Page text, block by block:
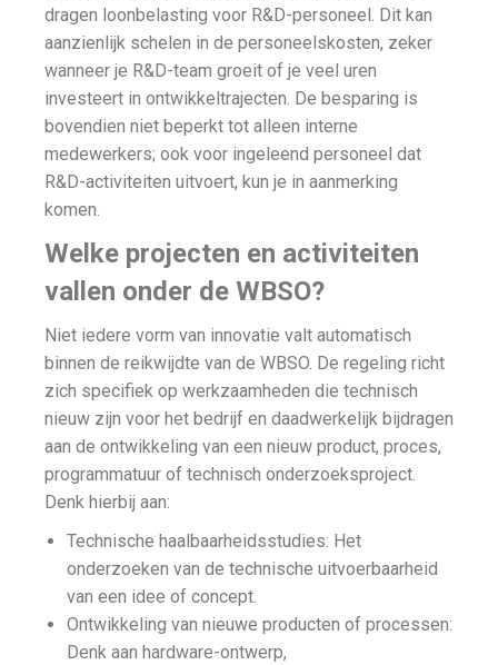
dragen loonbelasting voor R&D-personeel. Dit kan
aanzienlijk schelen in de personeelskosten, zeker
wanneer je R&D-team groeit of je veel uren
investeert in ontwikkeltrajecten. De besparing is
bovendien niet beperkt tot alleen interne
medewerkers; ook voor ingeleend personeel dat
R&D-activiteiten uitvoert, kun je in aanmerking
komen.
Welke projecten en activiteiten
vallen onder de WBSO?
Niet iedere vorm van innovatie valt automatisch
binnen de reikwijdte van de WBSO. De regeling richt
zich specifiek op werkzaamheden die technisch
nieuw zijn voor het bedrijf en daadwerkelijk bijdragen
aan de ontwikkeling van een nieuw product, proces,
programmatuur of technisch onderzoeksproject.
Denk hierbij aan:
Technische haalbaarheidsstudies: Het
onderzoeken van de technische uitvoerbaarheid
van een idee of concept.
Ontwikkeling van nieuwe producten of processen:
Denk aan hardware-ontwerp,